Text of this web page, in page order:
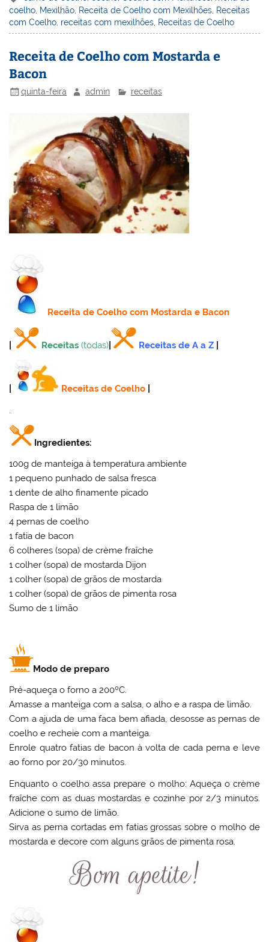
e
st
e
dI
n
e
b
o
k
er l
o
o
M
l
e
coelho, Mexilhão, Receita de Coelho com Mexilhões, Receitas
com Coelho, receitas com mexilhões, Receitas de Coelho
Receita de Coelho com Mostarda e
Bacon
quinta-feira admin receitas
Receitade Coelho com Mostarda e Bacon
Receitas (todas) Receitas de A a Z
Receitas de Coelho
Ingredientes:
100g de manteiga à temperatura ambiente
1 pequeno punhado de salsa fresca
1 dente de alho finamente picado
Raspa de 1 limão
4 pernas de coelho
1 fatia de bacon
6 colheres (sopa) de crème fraîche
1 colher (sopa) de mostarda Dijon
1 colher (sopa) de grãos de mostarda
1 colher (sopa) de grãos de pimenta rosa
Sumo de 1 limão
Modo de preparo
Pré-aqueça o forno a 200ºC.
Amasse a manteiga com a salsa, o alho e a raspa de limão.
Com a ajuda de uma faca bem afiada, desosse as pernas de
coelho e recheie com a manteiga.
Enrole quatro fatias de bacon à volta de cada perna e leve
ao forno por 20/30 minutos.
Enquanto o coelho assa prepare o molho: Aqueça o crème
fraîche com as duas mostardas e cozinhe por 2/3 minutos.
Adicione o sumo de limão.
Sirva as perna cortadas em fatias grossas sobre o molho de
mostarda e decore com alguns grãos de pimenta rosa.